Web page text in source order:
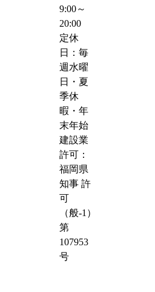
9:00～
20:00
定休
日：毎
週水曜
日・夏
季休
暇・年
末年始
建設業
許可：
福岡県
知事 許
可
（般-1）
第
107953
号